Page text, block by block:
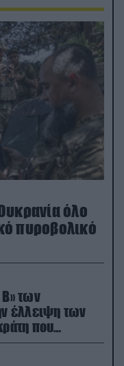
όλο
πυροβολικό
των
έλλειψη των
που
δίκτυο